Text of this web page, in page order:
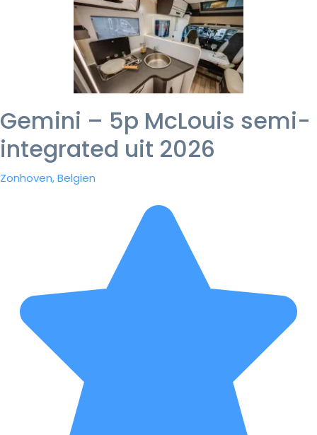
Gemini – 5p McLouis semi-
integrated uit 2026
Zonhoven, Belgien